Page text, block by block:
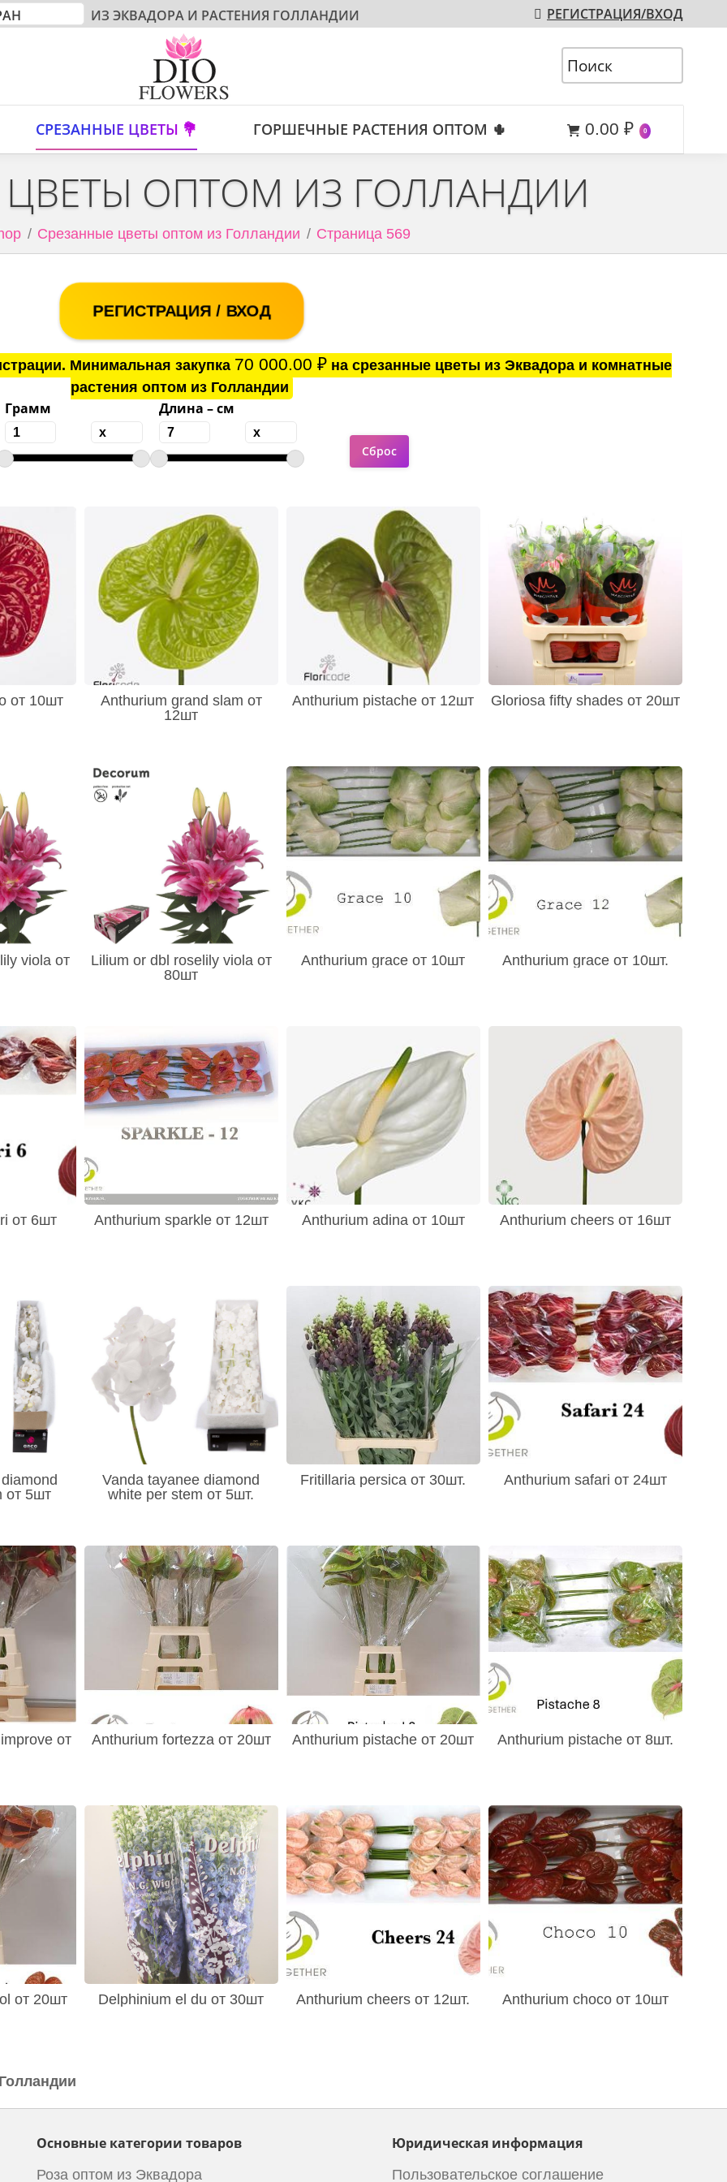
ИЗ ЭКВАДОРА И РАСТЕНИЯ ГОЛЛАНДИИ РЕГИСТРАЦИЯ/ВХОД
СРЕЗАННЫЕ ЦВЕТЫ 💐 ГОРШЕЧНЫЕ РАСТЕНИЯ ОПТОМ 🌵 0.00 ₽ 0
ЦВЕТЫ ОПТОМ ИЗ ГОЛЛАНДИИ
Срезанные цветы оптом из Голландии Страница 569
РЕГИСТРАЦИЯ / ВХОД
Минимальная закупка 70 000.00₽ на срезанные цветы из Эквадора и комнатные
растения оптом из Голландии
Грамм Длина – см
от 10шт
Anthurium grand slam от
12шт
Anthurium pistache от 12шт Gloriosa fifty shades от 20шт
viola от
Lilium or dbl roselily viola от
80шт
Anthurium grace от 10шт Anthurium grace от 10шт.
от 6шт Anthurium sparkle от 12шт Anthurium adina от 10шт Anthurium cheers от 16шт
от 5шт
Vanda tayanee diamond
white per stem от 5шт.
Fritillaria persica от 30шт. Anthurium safari от 24шт
от
Anthurium fortezza от 20шт Anthurium pistache от 20шт Anthurium pistache от 8шт.
от 20шт Delphinium el du от 30шт Anthurium cheers от 12шт. Anthurium choco от 10шт
Основные категории товаров
Роза оптом из Эквадора
Юридическая информация
Пользовательское соглашение